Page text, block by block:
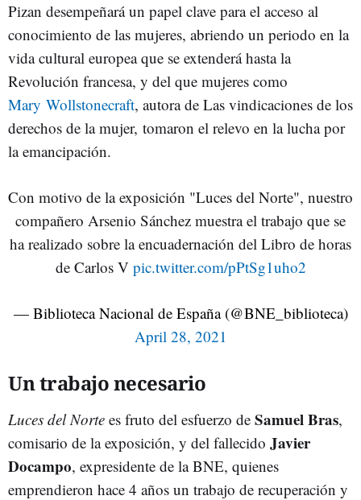
Pizan desempeñará un papel clave para el acceso al
conocimiento de las mujeres, abriendo un periodo en la
vida cultural europea que se extenderá hasta la
Revolución francesa, y del que mujeres como
Mary Wollstonecraft, autora de Las vindicaciones de los
derechos de la mujer, tomaron el relevo en la lucha por
la emancipación.
Con motivo de la exposición "Luces del Norte", nuestro
compañero Arsenio Sánchez muestra el trabajo que se
ha realizado sobre la encuadernación del Libro de horas
de Carlos V pic.twitter.com/pPtSg1uho2
— Biblioteca Nacional de España (@BNE_biblioteca)
April 28, 2021
Un trabajo necesario
Luces del Norte es fruto del esfuerzo de Samuel Bras,
comisario de la exposición, y del fallecido Javier
Docampo, expresidente de la BNE, quienes
emprendieron hace 4 años un trabajo de recuperación y